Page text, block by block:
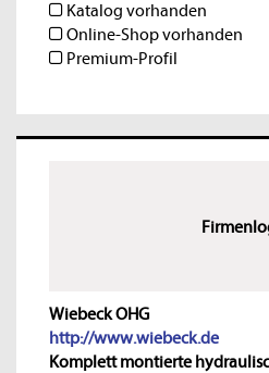
Katalog vorhanden
Online-Shop vorhanden
Premium-Profil
Wiebeck OHG
http://www.wiebeck.de
Komplett montierte